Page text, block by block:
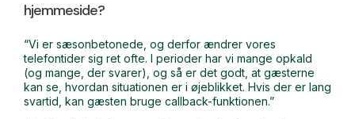
hjemmeside?
“Vi er sæsonbetonede, og derfor ændrer vores
telefontider sig ret ofte. I perioder har vi mange opkald
(og mange, der svarer), og så er det godt, at gæsterne
kan se, hvordan situationen er i øjeblikket. Hvis der er lang
svartid, kan gæsten bruge callback-funktionen.”